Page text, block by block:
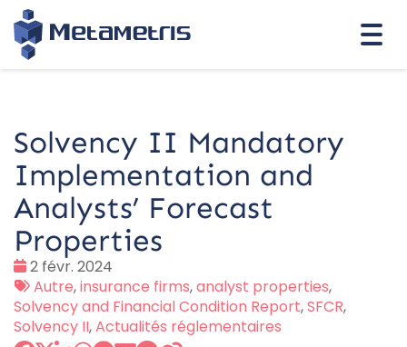
Solvency II Mandatory
Implementation and
Analysts’ Forecast
Properties
Date
:
2 févr. 2024
Tags
:
Autre,insurance firms,analyst properties,
Solvency and Financial Condition Report,SFCR,
Solvency II,Actualités réglementaires